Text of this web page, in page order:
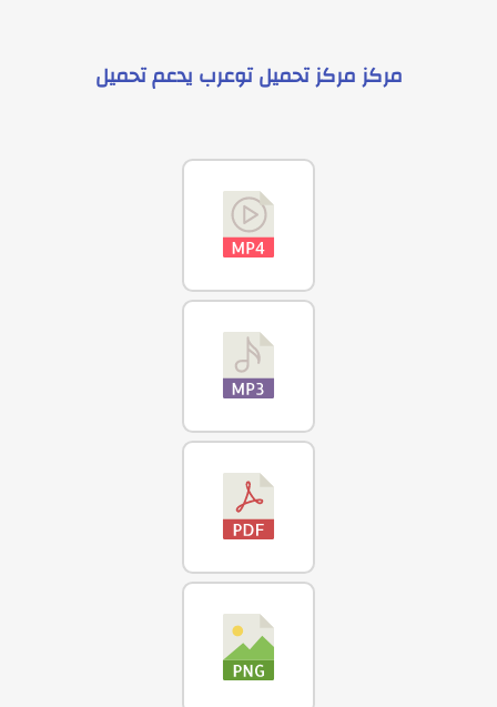
مركزمركز تحميل توعرب يدعمتحميل